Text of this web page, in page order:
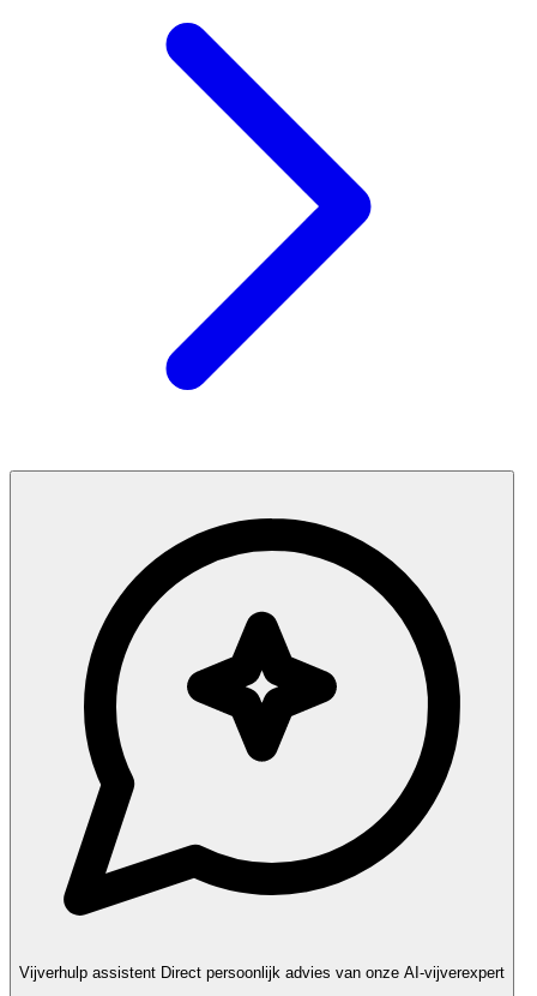
Vijverhulp assistent Direct persoonlijk advies van onze AI-vijverexpert